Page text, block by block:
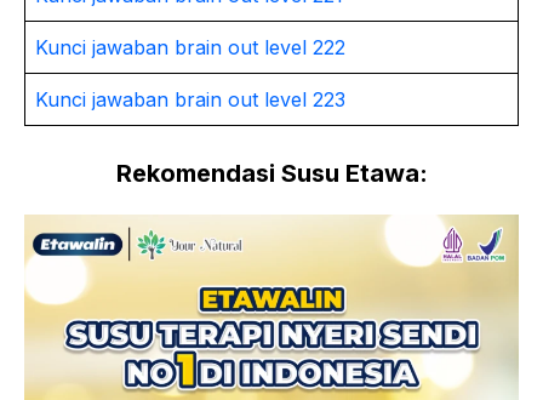
Kunci jawaban brain out level 222
Kunci jawaban brain out level 223
Rekomendasi Susu Etawa: